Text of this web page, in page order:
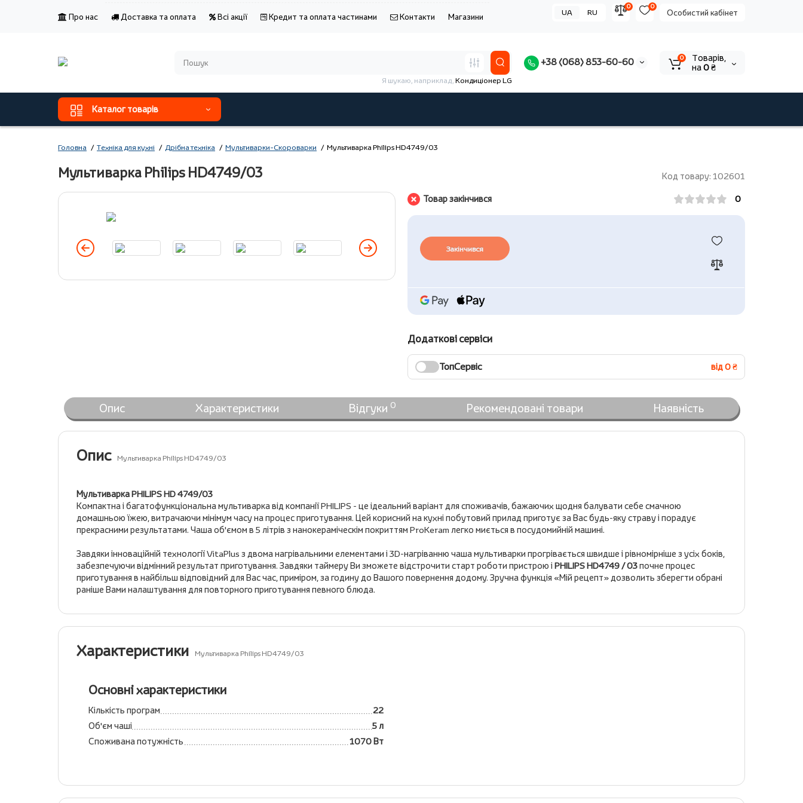
Про нас Доставка та оплата Всі акції Кредит та оплата частинами Контакти Магазини Особистий кабінет
0
0
UA RU
+38 (068) 853-60-60
Я шукаю, наприклад,Кондиціонер LG
0
Tоварів,
на0 ₴
Каталог товарів
Головна Техніка для кухні Дрібна техніка Мультиварки-Скороварки Мультиварка Philips HD4749/03
Код товару: 102601
Мультиварка Philips HD4749/03
Товар закінчився 0
Закінчився
Додаткові сервіси
ТопСервіс від 0 ₴
Опис Характеристики Відгуки 0 Рекомендовані товари Наявність
Опис Мультиварка Philips HD4749/03
Мультиварка PHILIPS HD 4749/03
Компактна і багатофункціональна мультиварка від компанії PHILIPS - це ідеальний варіант для споживачів, бажаючих щодня балувати себе смачною
домашньою їжею, витрачаючи мінімум часу на процес приготування. Цей корисний на кухні побутовий прилад приготує за Вас будь-яку страву і порадує
прекрасними результатами. Чаша об'ємом в 5 літрів з нанокераміческім покриттям ProKeram легко миється в посудомийній машині.
Завдяки інноваційній технології VitaPlus з двома нагрівальними елементами і 3D-нагріванню чаша мультиварки прогрівається швидше і рівномірніше з усіх боків,
забезпечуючи відмінний результат приготування. Завдяки таймеру Ви зможете відстрочити старт роботи пристрою і PHILIPS HD4749 / 03почне процес
приготування в найбільш відповідний для Вас час, приміром, за годину до Вашого повернення додому. Зручна функція «Мій рецепт» дозволить зберегти обрані
раніше Вами налаштування для повторного приготування певного блюда.
Характеристики Мультиварка Philips HD4749/03
Основні характеристики
Кількість програм
22
Об'єм чаші
5 л
Споживана потужність
1070 Вт